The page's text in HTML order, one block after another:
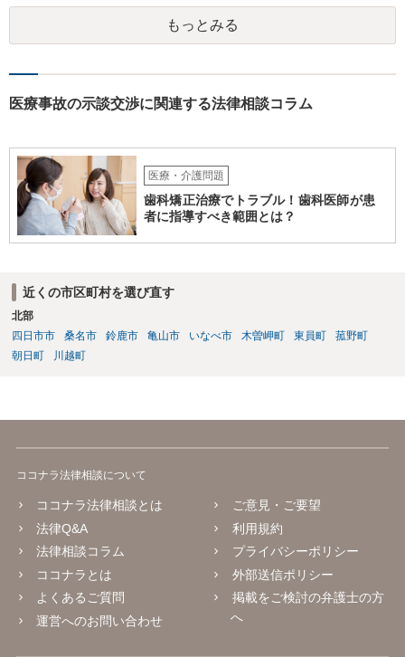
かりませんが、現在お仕事をされて一人暮らしもできているというこ
とですから、自立施設にいたからといって責任無能力者ということに
はなりません。また、お父様が施設に入所させたことと今回の争いと
ない」として考える時間や弁護士に相談する時間を与えないことも怪
手の言っている事実がなければ詐欺ですので警察にもご相談くださ
い。施設の方には、「こちらも弁護士に相談します」と告げ、支払い
はせず、弁護士にご相談されることをお勧めします。 ご参考になれば
幸いです。
もっとみる
医療事故の示談交渉に関連する法律相談コラム
医療・介護問題
歯科矯正治療でトラブル！歯科医師が患
者に指導すべき範囲とは？
近くの市区町村を選び直す
北部
四日市市
桑名市 鈴鹿市 亀山市 いなべ市 木曽岬町 東員町
菰野町
朝日町
川越町
ココナラ法律相談について
ココナラ法律相談とは
法律Q&A
法律相談コラム
ココナラとは
よくあるご質問
運営へのお問い合わせ
ご意見・ご要望
利用規約
プライバシーポリシー
外部送信ポリシー
掲載をご検討の弁護士の方
へ